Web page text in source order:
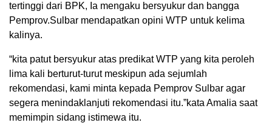
tertinggi dari BPK, Ia mengaku bersyukur dan bangga
Pemprov.Sulbar mendapatkan opini WTP untuk kelima
kalinya.
“kita patut bersyukur atas predikat WTP yang kita peroleh
lima kali berturut-turut meskipun ada sejumlah
rekomendasi, kami minta kepada Pemprov Sulbar agar
segera menindaklanjuti rekomendasi itu.”kata Amalia saat
memimpin sidang istimewa itu.